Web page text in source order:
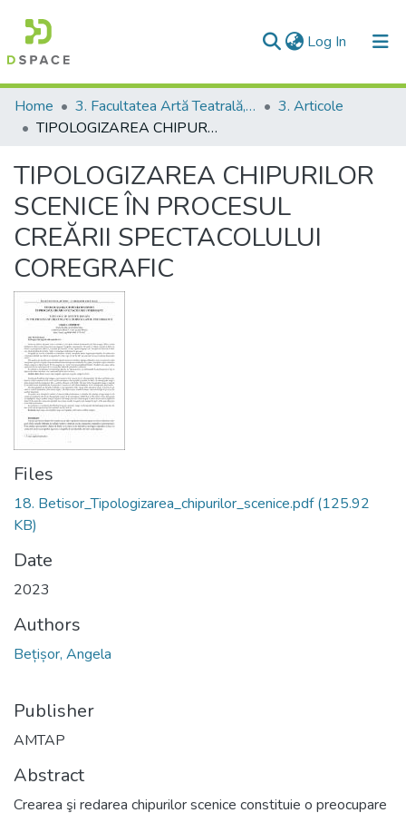
Log In (current)
Communities & Collections
All of DSpace
Statistics
Home 3. Facultatea Artă Teatrală, Coregrafică şi Multimedia
3. Articole
TIPOLOGIZAREA CHIPURILOR SCENICE ÎN PROCESUL CREĂRII SPECTACOLULUI COREGRAFIC
TIPOLOGIZAREA CHIPURILOR
SCENICE ÎN PROCESUL
CREĂRII SPECTACOLULUI
COREGRAFIC
Files
18. Betisor_Tipologizarea_chipurilor_scenice.pdf(125.92
KB)
Date
2023
Authors
Bețișor, Angela
Publisher
AMTAP
Abstract
Crearea şi redarea chipurilor scenice constituie o preocupare